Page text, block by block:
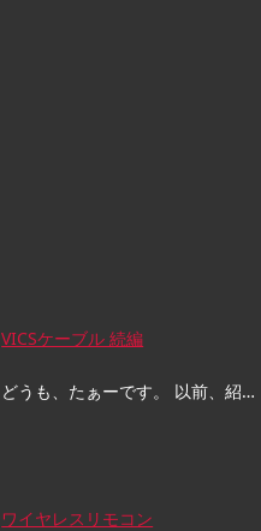
VICSケーブル 続編
どうも、たぁーです。 以前、紹…
ワイヤレスリモコン